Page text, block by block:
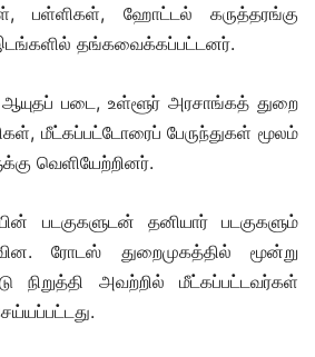
பள்ளிகள், ஹோட்டல் கருத்தரங்கு
தங்கவைக்கப்பட்டனர்.
படை, உள்ளூர் அரசாங்கத் துறை
மீட்கப்பட்டோரைப் பேருந்துகள் மூலம்
வெளியேற்றினர்.
படகுகளுடன் தனியார் படகுகளும்
ரோடஸ் துறைமுகத்தில் மூன்று
நிறுத்தி அவற்றில் மீட்கப்பட்டவர்கள்